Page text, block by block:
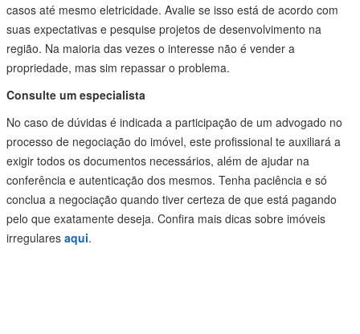
casos até mesmo eletricidade. Avalie se isso está de acordo com
suas expectativas e pesquise projetos de desenvolvimento na
região. Na maioria das vezes o interesse não é vender a
propriedade, mas sim repassar o problema.
Consulte um especialista
No caso de dúvidas é indicada a participação de um advogado no
processo de negociação do imóvel, este profissional te auxiliará a
exigir todos os documentos necessários, além de ajudar na
conferência e autenticação dos mesmos. Tenha paciência e só
conclua a negociação quando tiver certeza de que está pagando
pelo que exatamente deseja. Confira mais dicas sobre imóveis
irregulares aqui.